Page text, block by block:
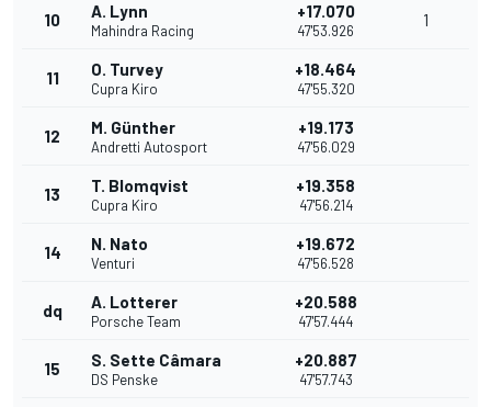
10 A. Lynn
Mahindra Racing
+17.070
47'53.926
1
11 O. Turvey
Cupra Kiro
+18.464
47'55.320
12 M. Günther
Andretti Autosport
+19.173
47'56.029
13 T. Blomqvist
Cupra Kiro
+19.358
47'56.214
14 N. Nato
Venturi
+19.672
47'56.528
dq A. Lotterer
Porsche Team
+20.588
47'57.444
15 S. Sette Câmara
DS Penske
+20.887
47'57.743